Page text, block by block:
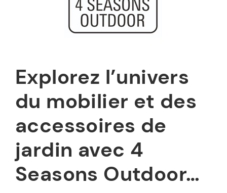
Explorez l’univers
du mobilier et des
accessoires de
jardin avec 4
Seasons Outdoor…